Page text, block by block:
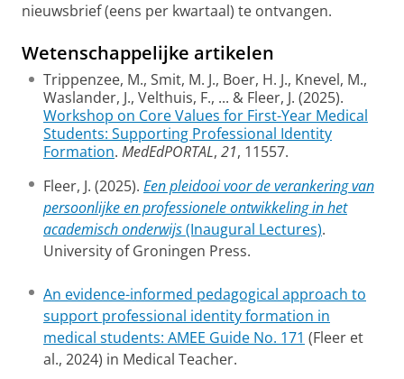
nieuwsbrief (eens per kwartaal) te ontvangen.
Wetenschappelijke artikelen
Trippenzee, M., Smit, M. J., Boer, H. J., Knevel, M.,
Waslander, J., Velthuis, F., ... & Fleer, J. (2025).
Workshop on Core Values for First-Year Medical
Students: Supporting Professional Identity
Formation. MedEdPORTAL, 21, 11557.
Fleer, J. (2025). Een pleidooi voor de verankering van
persoonlijke en professionele ontwikkeling in het
academisch onderwijs(Inaugural Lectures).
University of Groningen Press.
An evidence-informed pedagogical approach to
support professional identity formation in
medical students: AMEE Guide No. 171 (Fleer et
al., 2024) in Medical Teacher.